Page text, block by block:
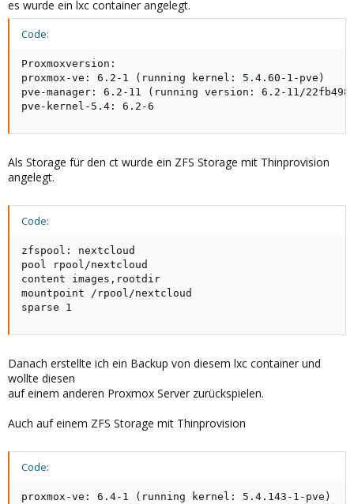
es wurde ein lxc container angelegt.
Code:
Proxmoxversion:
proxmox-ve: 6.2-1 (running kernel: 5.4.60-1-pve)
pve-manager: 6.2-11 (running version: 6.2-11/
pve-kernel-5.4: 6.2-6
Als Storage für den ct wurde ein ZFS Storage mit Thinprovision
angelegt.
Code:
zfspool: nextcloud
pool rpool/nextcloud
content images,rootdir
mountpoint /rpool/nextcloud
sparse 1
Danach erstellte ich ein Backup von diesem lxc container und
wollte diesen
auf einem anderen Proxmox Server zurückspielen.
Auch auf einem ZFS Storage mit Thinprovision
Code:
proxmox-ve: 6.4-1 (running kernel: 5.4.143-1-pve)